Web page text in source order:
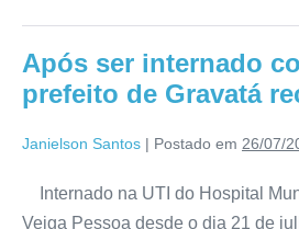
Após ser internado
prefeito de Gravatá
Janielson Santos | Postado em 26/07/
Internado na UTI do Hospital
Veiga Pessoa desde o dia 21 de